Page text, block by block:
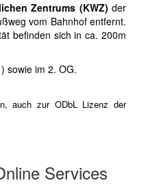
Zentrums (KWZ) der
vom Bahnhof entfernt.
befinden sich in ca. 200m
sowie im 2. OG.
auch zur ODbL Lizenz der
Services